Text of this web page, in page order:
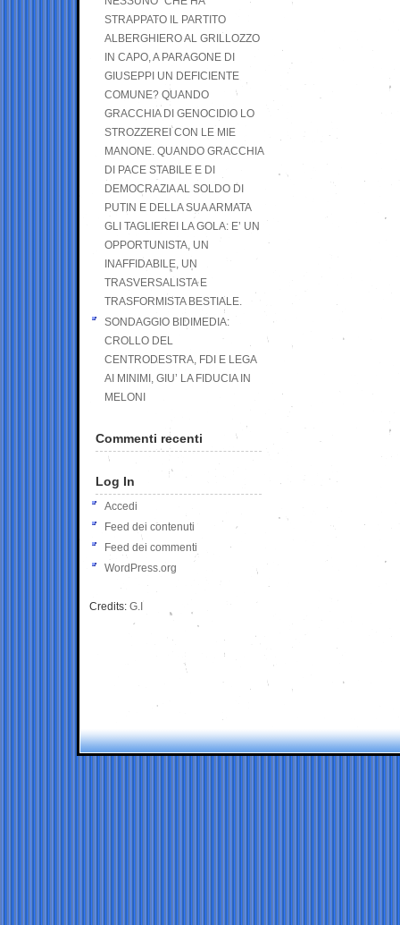
STRAPPATO IL PARTITO
ALBERGHIERO AL GRILLOZZO
IN CAPO, A PARAGONE DI
GIUSEPPI UN DEFICIENTE
COMUNE? QUANDO
GRACCHIA DI GENOCIDIO LO
STROZZEREI CON LE MIE
MANONE. QUANDO GRACCHIA
DI PACE STABILE E DI
DEMOCRAZIA AL SOLDO DI
PUTIN E DELLA SUA ARMATA
GLI TAGLIEREI LA GOLA: E’ UN
OPPORTUNISTA, UN
INAFFIDABILE, UN
TRASVERSALISTA E
TRASFORMISTA BESTIALE.
SONDAGGIO BIDIMEDIA:
CROLLO DEL
CENTRODESTRA, FDI E LEGA
AI MINIMI, GIU’ LA FIDUCIA IN
MELONI
Commenti recenti
Log In
Accedi
Feed dei contenuti
Feed dei commenti
WordPress.org
Credits: G.I